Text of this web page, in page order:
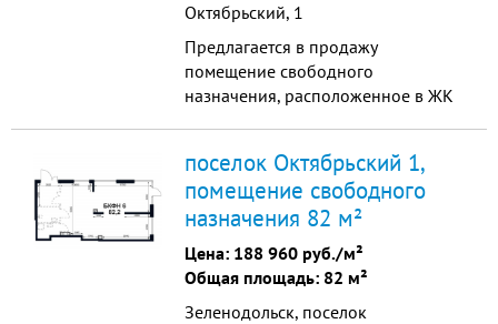
Октябрьский, 1
Предлагается в продажу
помещение свободного
назначения, расположенное в ЖК
этажного корпуса. Помещение
идеально подойдет для магазина,
кафе, офиса или другого бизнеса
благодаря функциональной
планировке и большому потоку
потенциальных клиентов. ...
поселок Октябрьский 1,
помещение свободного
назначения 82 м²
Цена: 188 960 руб./м²
Общая площадь: 82 м²
Зеленодольск, поселок